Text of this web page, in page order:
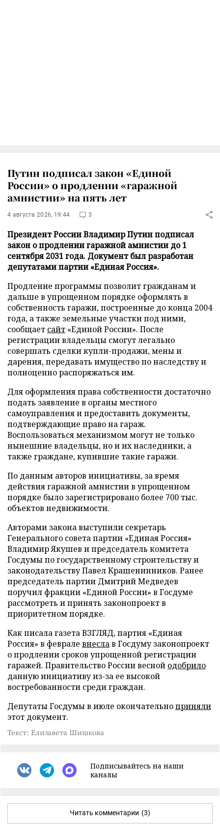
Путин подписал закон «Единой
России» о продлении «гаражной
амнистии» на пять лет
4 августа 2026, 19:44 3
Президент России Владимир Путин подписал
закон о продлении гаражной амнистии до 1
сентября 2031 года. Документ был разработан
депутатами партии «Единая Россия».
Продление программы позволит гражданам и
дальше в упрощенном порядке оформлять в
собственность гаражи, построенные до конца 2004
года, а также земельные участки под ними,
сообщает сайт «Единой России». После
регистрации владельцы смогут легально
совершать сделки купли-продажи, мены и
дарения, передавать имущество по наследству и
полноценно распоряжаться им.
Для оформления права собственности достаточно
подать заявление в органы местного
самоуправления и предоставить документы,
подтверждающие право на гараж.
Воспользоваться механизмом могут не только
нынешние владельцы, но и их наследники, а
также граждане, купившие такие гаражи.
По данным авторов инициативы, за время
действия гаражной амнистии в упрощенном
порядке было зарегистрировано более 700 тыс.
объектов недвижимости.
Авторами закона выступили секретарь
Генерального совета партии «Единая Россия»
Владимир Якушев и председатель комитета
Госдумы по государственному строительству и
законодательству Павел Крашенинников. Ранее
председатель партии Дмитрий Медведев
поручил фракции «Единой России» в Госдуме
рассмотреть и принять законопроект в
приоритетном порядке.
Как писала газета ВЗГЛЯД, партия «Единая
Россия» в феврале внеслав Госдуму законопроект
о продлении сроков упрощенной регистрации
гаражей. Правительство России весной одобрило
данную инициативу из-за ее высокой
востребованности среди граждан.
Депутаты Госдумы в июле окончательноприняли
этот документ.
Текст: Елизавета Шишкова
Подписывайтесь на наши
каналы
Читать комментарии (3)